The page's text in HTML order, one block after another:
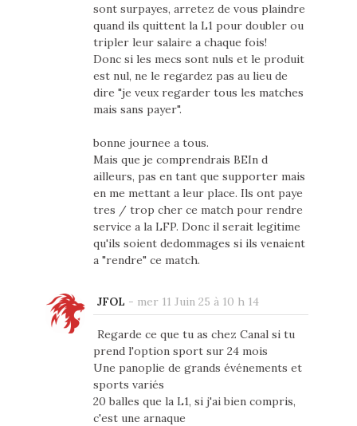
sont surpayes, arretez de vous plaindre
quand ils quittent la L1 pour doubler ou
tripler leur salaire a chaque fois!
Donc si les mecs sont nuls et le produit
est nul, ne le regardez pas au lieu de
dire "je veux regarder tous les matches
mais sans payer".
bonne journee a tous.
Mais que je comprendrais BEIn d
ailleurs, pas en tant que supporter mais
en me mettant a leur place. Ils ont paye
tres / trop cher ce match pour rendre
service a la LFP. Donc il serait legitime
qu'ils soient dedommages si ils venaient
a "rendre" ce match.
JFOL - mer 11 Juin 25 à 10 h 14
Regarde ce que tu as chez Canal si tu
prend l'option sport sur 24 mois
Une panoplie de grands événements et
sports variés
20 balles que la L1, si j'ai bien compris,
c'est une arnaque